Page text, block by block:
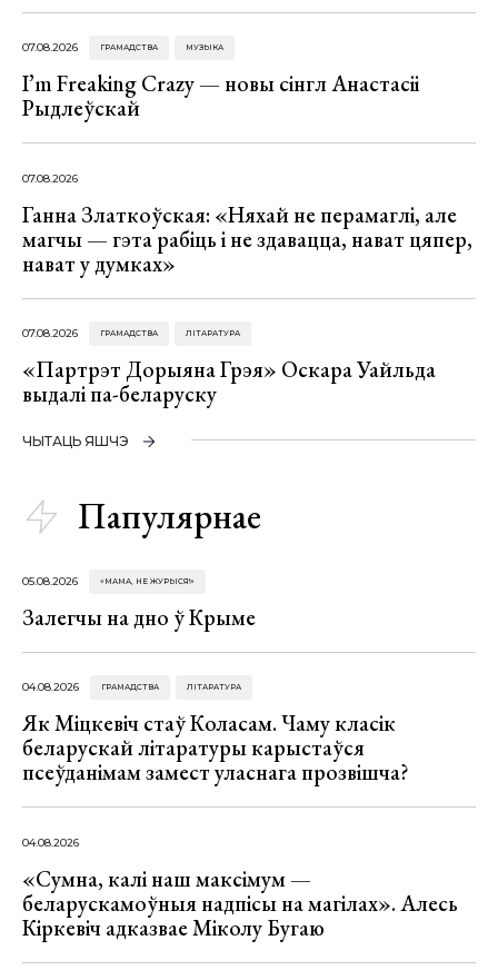
07.08.2026 ГРАМАДСТВА МУЗЫКА
I’m Freaking Crazy — новы сінгл Анастасіі
Рыдлеўскай
07.08.2026
Ганна Златкоўская: «Няхай не перамаглі, але
магчы — гэта рабіць і не здавацца, нават цяпер,
нават у думках»
07.08.2026 ГРАМАДСТВА ЛІТАРАТУРА
«Партрэт Дорыяна Грэя» Оскара Уайльда
выдалі па-беларуску
ЧЫТАЦЬ ЯШЧЭ
Папулярнае
05.08.2026 «МАМА, НЕ ЖУРЫСЯ!»
Залегчы на дно ў Крыме
04.08.2026 ГРАМАДСТВА ЛІТАРАТУРА
Як Міцкевіч стаў Коласам. Чаму класік
беларускай літаратуры карыстаўся
псеўданімам замест уласнага прозвішча?
04.08.2026
«Сумна, калі наш максімум —
беларускамоўныя надпісы на магілах». Алесь
Кіркевіч адказвае Міколу Бугаю